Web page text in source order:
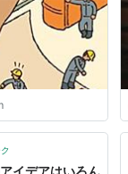
イデアはいろん